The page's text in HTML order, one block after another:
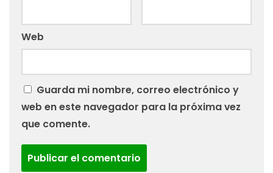
Web
Guarda mi nombre, correo electrónico y
web en este navegador para la próxima vez
que comente.